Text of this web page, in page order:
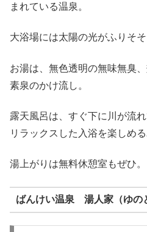
まれている温泉。
大浴場には太陽の光がふりそそ
お湯は、無色透明の無味無臭
素泉のかけ流し。
露天風呂は、すぐ下に川が流
リラックスした入浴を楽しめる
湯上がりは無料休憩室もぜひ。
ばんけい温泉 湯人家（ゆの